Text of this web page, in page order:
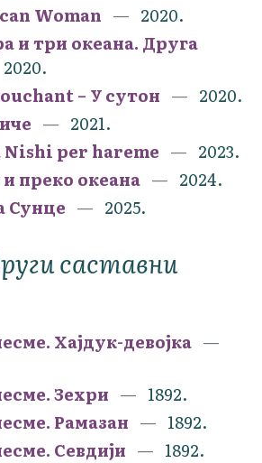
Woman
2020.
и три океана. Друга
2020.
– У сутон
2020.
2021.
per hareme
2023.
преко океана
2024.
Сунце
2025.
саставни
Хајдук-девојка
Зехри
1892.
Рамазан
1892.
Севдији
1892.